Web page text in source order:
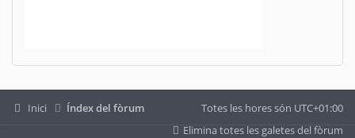
Inici Índex del fòrum Totes les hores són UTC+01:00
Elimina totes les galetes del fòrum